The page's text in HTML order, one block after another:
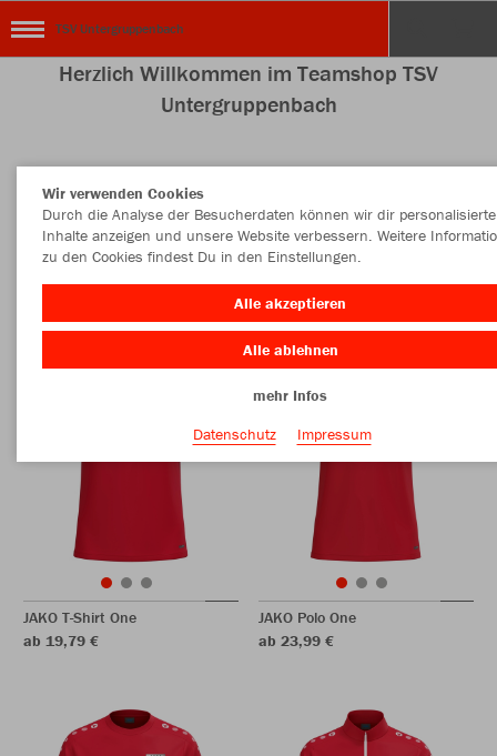
TSV Untergruppenbach
Herzlich Willkommen im Teamshop TSV
Untergruppenbach
Nachhaltig Farbe
JAKO T-Shirt One
ab 19,79 €
JAKO Polo One
ab 23,99 €
Wir verwenden Cookies
Durch die Analyse der Besucherdaten können wir dir personalisierte
Inhalte anzeigen und unsere Website verbessern. Weitere
zu den Cookies findest Du in den Einstellungen.
Alle akzeptieren
Alle ablehnen
mehr Infos
Datenschutz
Impressum